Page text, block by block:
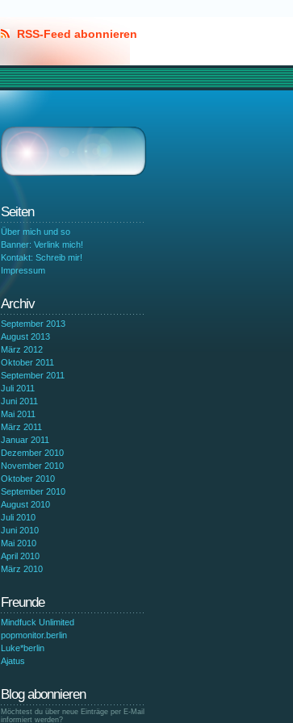
RSS-Feed abonnieren
Seiten
Über mich und so
Banner: Verlink mich!
Kontakt: Schreib mir!
Impressum
Archiv
September 2013
August 2013
März 2012
Oktober 2011
September 2011
Juli 2011
Juni 2011
Mai 2011
März 2011
Januar 2011
Dezember 2010
November 2010
Oktober 2010
September 2010
August 2010
Juli 2010
Juni 2010
Mai 2010
April 2010
März 2010
Freunde
Mindfuck Unlimited
popmonitor.berlin
Luke*berlin
Ajatus
Blog abonnieren
Möchtest du über neue Einträge per E-Mail
informiert werden?